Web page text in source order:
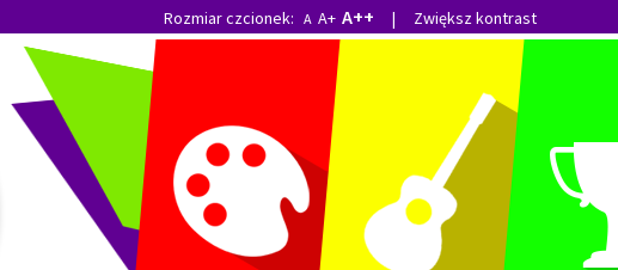
Rozmiar czcionek: A A+ A++ | Zwiększ kontrast